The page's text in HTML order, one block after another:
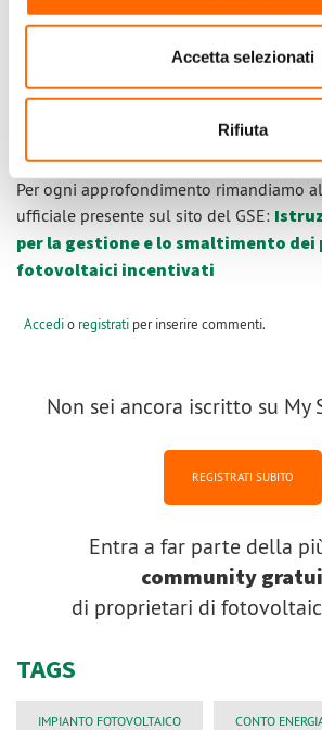
Accetta selezionati
Rifiuta
l’Allegato 8.3 (Dichiarazione di
Collettivo), che si trova alla fine del
con una nuova sezione, dedicata
importi versati per l’esercizio dell’opzione.
Per ogni approfondimento rimandiamo
ufficiale presente sul sito del GSE:
per la gestione e lo smaltimento dei
fotovoltaici incentivati
Accedio registratiper inserire commenti.
Non sei ancora iscritto su My
REGISTRATI SUBITO
Entra a far parte della
community
di proprietari di
TAGS
IMPIANTO FOTOVOLTAICO CONTO